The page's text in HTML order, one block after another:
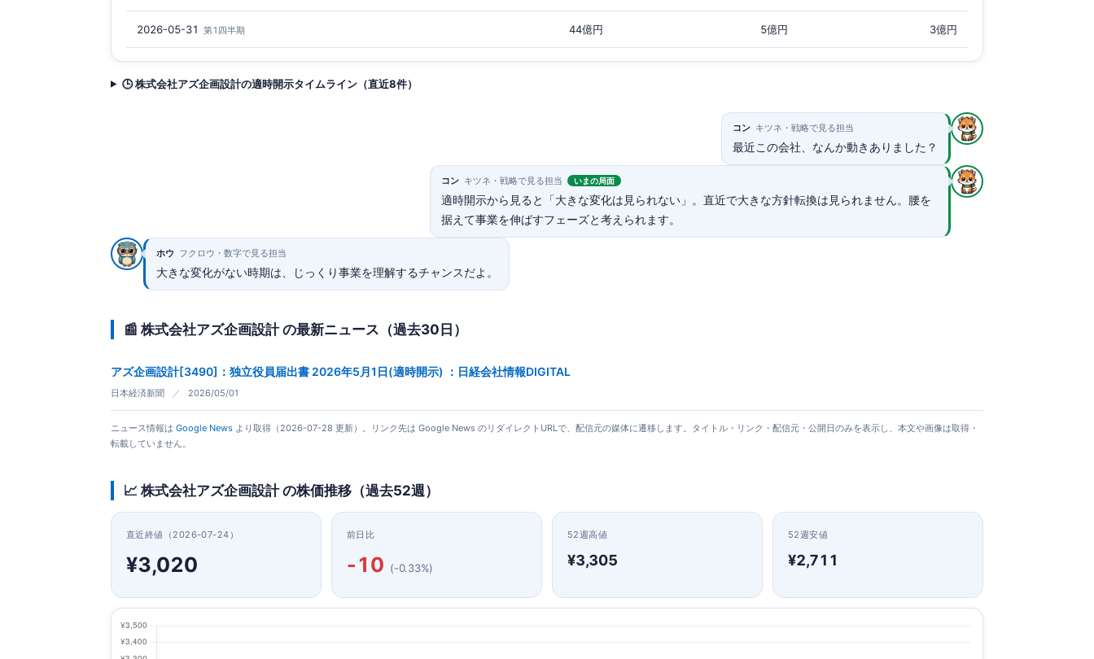
2026-05-31 第1四半期 44億円 5億円 3億円
🕒 株式会社アズ企画設計の適時開示タイムライン（直近8件）
コン キツネ・戦略で見る担当
最近この会社、なんか動きありました？
コン キツネ・戦略で見る担当 いまの局面
適時開示から見ると「大きな変化は見られない」。直近で大きな方針転換は見られません。腰を
据えて事業を伸ばすフェーズと考えられます。
ホウ フクロウ・数字で見る担当
大きな変化がない時期は、じっくり事業を理解するチャンスだよ。
📰 株式会社アズ企画設計 の最新ニュース（過去30日）
アズ企画設計[3490]：独立役員届出書 2026年5月1日(適時開示) ：日経会社情報DIGITAL
日本経済新聞 ／ 2026/05/01
ニュース情報は Google News より取得（2026-07-28 更新）。リンク先は Google News のリダイレクトURLで、配信元の媒体に遷移します。タイトル・リンク・配信元・公開日のみを表示し、本文や画像は取得・
転載していません。
📈 株式会社アズ企画設計 の株価推移（過去52週）
直近終値（2026-07-24）
¥3,020
前日比
-10 (-0.33%)
52週高値
¥3,305
52週安値
¥2,711